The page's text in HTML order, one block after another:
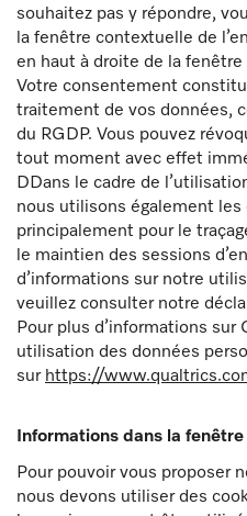
souhaitez pas y répondre,
la fenêtre contextuelle de
en haut à droite de la
Votre consentement
traitement de vos données,
du RGDP. Vous pouvez
tout moment avec effet
DDans le cadre de
nous utilisons également les
principalement pour le
le maintien des sessions
d’informations sur notre
veuillez consulter notre
Pour plus d’informations sur
utilisation des données
sur https://
Informations dans la fenêtre
Pour pouvoir vous proposer
nous devons utiliser des